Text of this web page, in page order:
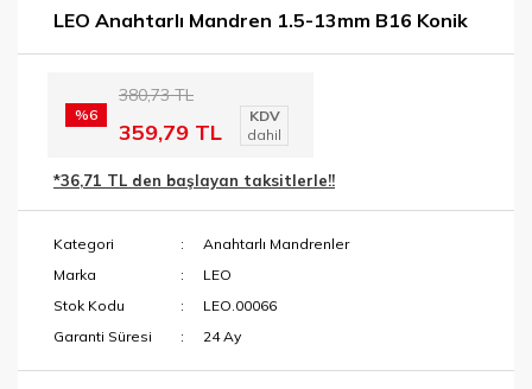
LEO Anahtarlı Mandren 1.5-13mm B16 Konik
%6
380,73 TL
359,79 TL
KDV
dahil
*36,71 TL den başlayan taksitlerle!!
Kategori
Anahtarlı Mandrenler
Marka
LEO
Stok Kodu
LEO.00066
Garanti Süresi
24 Ay